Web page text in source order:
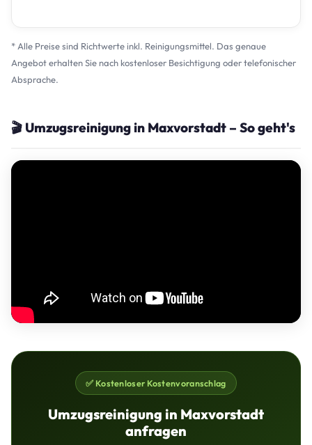
* Alle Preise sind Richtwerte inkl. Reinigungsmittel. Das genaue
Angebot erhalten Sie nach kostenloser Besichtigung oder telefonischer
Absprache.
🎬 Umzugsreinigung in Maxvorstadt – So geht's
✅ Kostenloser Kostenvoranschlag
Umzugsreinigung in Maxvorstadt
anfragen